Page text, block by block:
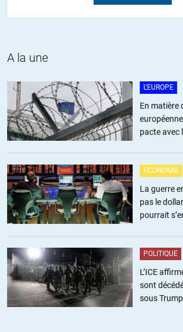
Finn Andreen //13.06.2022 à 11h18
Sérieuse erreure de traduction impliquant l’Inde
Attention !
+3 ALERTER
un citoyen//13.06.2022 à 11h29
La Russie semble avoir coupé l’herbe sous les
place de ces actions américaines en
thread de J.Sapir sur son fil tweet (
https://twitter.com/russeurope/status/
Elle a par exemple conclu un accord avec l’Inde
pétrole moins cher (70-75$/b au lieu de 110-
le cours d’avant la guerre de l’Ukraine (55-60$/
A la une
L'EUROPE
En matière
pacte avec
ÉCONOMIE
La guerre
pas le
pourrait
POLITIQUE
L’ICE
sont
sous